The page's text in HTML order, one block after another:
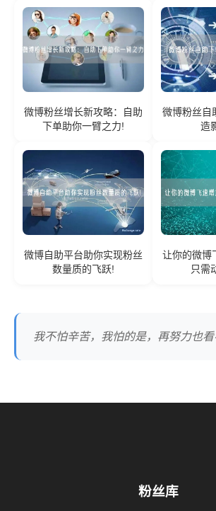
微博粉丝增长新攻略：自助
下单助你一臂之力!
微博粉丝自
造
微博自助平台助你实现粉丝
数量质的飞跃!
让你的微博
只需
我不怕辛苦，我怕的是，再努力也看
粉丝库